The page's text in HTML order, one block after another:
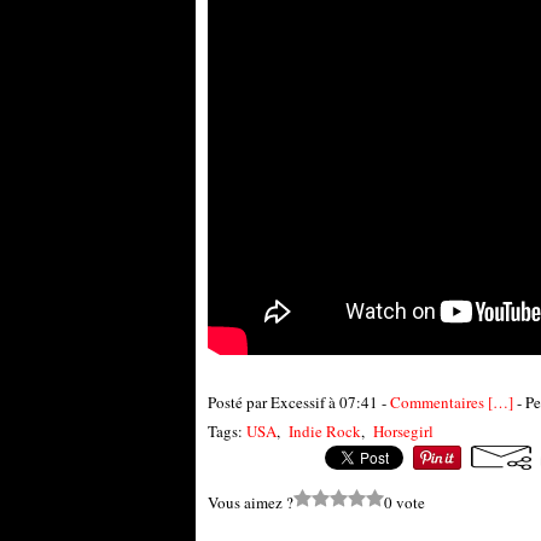
Posté par Excessif à 07:41 -Commentaires […]-
Tags: USA, Indie Rock, Horsegirl
Vous aimez ? 0 vote